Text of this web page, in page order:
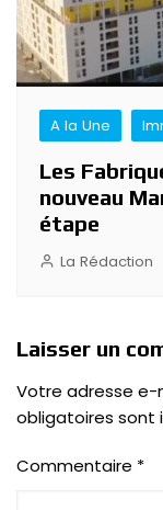
A la Une
Les
nouveau
étape
La Rédaction
Laisser un
Votre adresse e-
obligatoires sont
Commentaire *